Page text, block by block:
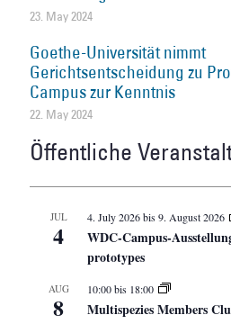
23. May 2024
Goethe-Universität nimmt
Gerichtsentscheidung zu
Campus zur Kenntnis
22. May 2024
Öffentliche
JUL
4
4. July 2026bis9. August 2026
WDC-Campus-
prototypes
AUG
8
10:00bis 18:00
Multispezies Members